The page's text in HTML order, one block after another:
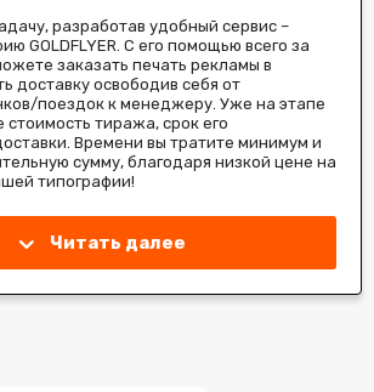
разработав удобный сервис –
GOLDFLYER. С его помощью всего за
заказать печать рекламы в
доставку освободив себя от
поездок к менеджеру. Уже на этапе
стоимость тиража, срок его
Времени вы тратите минимум и
сумму, благодаря низкой цене на
типографии!
Читать далее